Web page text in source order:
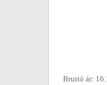
Bruttó ár: